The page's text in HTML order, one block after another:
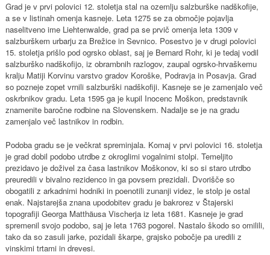
Grad je v prvi polovici 12. stoletja stal na ozemlju salzburške nadškofije,
a se v listinah omenja kasneje. Leta 1275 se za območje pojavlja
naselitveno ime Liehtenwalde, grad pa se prvič omenja leta 1309 v
salzburškem urbarju za Brežice in Sevnico. Posestvo je v drugi polovici
15. stoletja prišlo pod ogrsko oblast, saj je Bernard Rohr, ki je tedaj vodil
salzburško nadškofijo, iz obrambnih razlogov, zaupal ogrsko-hrvaškemu
kralju Matiji Korvinu varstvo gradov Koroške, Podravja in Posavja. Grad
so pozneje zopet vrnili salzburški nadškofiji. Kasneje se je zamenjalo več
oskrbnikov gradu. Leta 1595 ga je kupil Inocenc Moškon, predstavnik
znamenite baročne rodbine na Slovenskem. Nadalje se je na gradu
zamenjalo več lastnikov in rodbin.
Podoba gradu se je večkrat spreminjala. Komaj v prvi polovici 16. stoletja
je grad dobil podobo utrdbe z okroglimi vogalnimi stolpi. Temeljito
prezidavo je doživel za časa lastnikov Moškonov, ki so si staro utrdbo
preuredili v bivalno rezidenco in ga povsem prezidali. Dvorišče so
obogatili z arkadnimi hodniki in poenotili zunanji videz, le stolp je ostal
enak. Najstarejša znana upodobitev gradu je bakrorez v Štajerski
topografiji Georga Matthäusa Vischerja iz leta 1681. Kasneje je grad
spremenil svojo podobo, saj je leta 1763 pogorel. Nastalo škodo so omilili,
tako da so zasuli jarke, pozidali škarpe, grajsko pobočje pa uredili z
vinskimi trtami in drevesi.